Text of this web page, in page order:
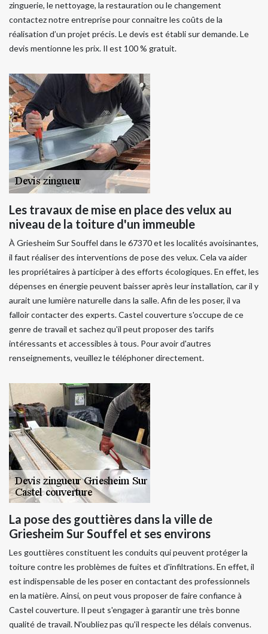
zinguerie, le nettoyage, la restauration ou le changement
contactez notre entreprise pour connaitre les coûts de la
réalisation d’un projet précis. Le devis est établi sur demande. Le
devis mentionne les prix. Il est 100 % gratuit.
Les travaux de mise en place des velux au
niveau de la toiture d'un immeuble
À Griesheim Sur Souffel dans le 67370 et les localités avoisinantes,
il faut réaliser des interventions de pose des velux. Cela va aider
les propriétaires à participer à des efforts écologiques. En effet, les
dépenses en énergie peuvent baisser après leur installation, car il y
aurait une lumière naturelle dans la salle. Afin de les poser, il va
falloir contacter des experts. Castel couverture s'occupe de ce
genre de travail et sachez qu'il peut proposer des tarifs
intéressants et accessibles à tous. Pour avoir d'autres
renseignements, veuillez le téléphoner directement.
La pose des gouttières dans la ville de
Griesheim Sur Souffel et ses environs
Les gouttières constituent les conduits qui peuvent protéger la
toiture contre les problèmes de fuites et d'infiltrations. En effet, il
est indispensable de les poser en contactant des professionnels
en la matière. Ainsi, on peut vous proposer de faire confiance à
Castel couverture. Il peut s'engager à garantir une très bonne
qualité de travail. N'oubliez pas qu'il respecte les délais convenus.